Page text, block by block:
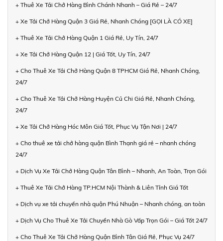
+ Thuê Xe Tải Chở Hàng Bình Chánh Nhanh – Giá Rẻ – 24/7
+ Xe Tải Chở Hàng Quận 3 Giá Rẻ, Nhanh Chóng [GỌI LÀ CÓ XE]
+ Thuê Xe Tải Chở Hàng Quận 1 Giá Rẻ, Uy Tín, 24/7
+ Xe Tải Chở Hàng Quận 12 | Giá Tốt, Uy Tín, 24/7
+ Cho Thuê Xe Tải Chở Hàng Quận 8 TPHCM Giá Rẻ, Nhanh Chóng,
24/7
+ Cho Thuê Xe Tải Chở Hàng Huyện Củ Chi Giá Rẻ, Nhanh Chóng,
24/7
+ Xe Tải Chở Hàng Hóc Môn Giá Tốt, Phục Vụ Tận Nơi | 24/7
+ Cho thuê xe tải chở hàng quận Bình Thạnh giá rẻ – nhanh chóng
24/7
+ Dịch Vụ Xe Tải Chở Hàng Quận Tân Bình – Nhanh, An Toàn, Trọn Gói
+ Thuê Xe Tải Chở Hàng TP.HCM Nội Thành & Liên Tỉnh Giá Tốt
+ Dịch vụ xe tải chuyển nhà quận Phú Nhuận – Nhanh chóng, an toàn
+ Dịch Vụ Cho Thuê Xe Tải Chuyển Nhà Gò Vấp Trọn Gói – Giá Tốt 24/7
+ Cho Thuê Xe Tải Chở Hàng Quận Bình Tân Giá Rẻ, Phục Vụ 24/7